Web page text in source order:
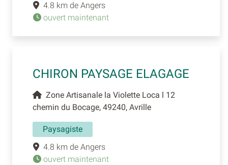
4.8 km de Angers
ouvert maintenant
CHIRON PAYSAGE ELAGAGE
Zone Artisanale la Violette Loca l 12
chemin du Bocage, 49240, Avrille
Paysagiste
4.8 km de Angers
ouvert maintenant